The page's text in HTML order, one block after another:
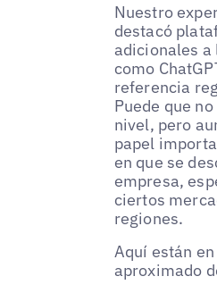
Nuestro
destacó
adicionales a
como
referencia
Puede que
nivel, pero
papel
en que se
empresa,
ciertos
regiones.
Aquí están
aproximado